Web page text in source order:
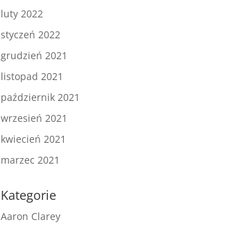
luty 2022
styczeń 2022
grudzień 2021
listopad 2021
październik 2021
wrzesień 2021
kwiecień 2021
marzec 2021
Kategorie
Aaron Clarey